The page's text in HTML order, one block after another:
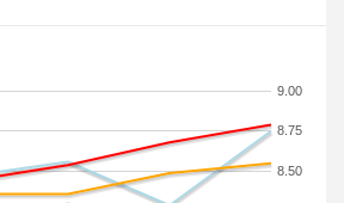
8.50
8.75
9.00